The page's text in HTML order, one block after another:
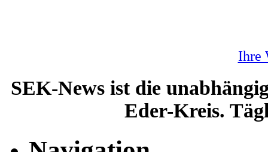
Ihre
SEK-News ist die
Eder-Kreis.